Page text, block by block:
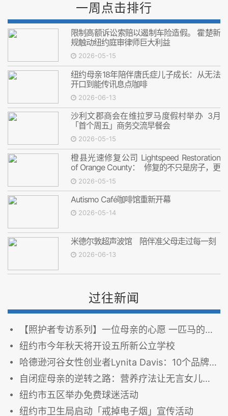
一周点击排行
限制高额诉讼索赔以遏制车险造假。 霍楚新
规触动纽约庭审律师巨大利益
2026-05-15
纽约母亲18年陪伴唐氏症儿子成长：从无法
开口到能传讯息点咖啡
2026-06-13
沙利文郡商会在维拉罗马度假村举办 3月
「首个周五」商务交流早餐会
2026-05-15
橙县光速修复公司 Lightspeed Restoration
of Orange County： 修复的不只是房子，更
是安心
2026-05-15
Autismo Café咖啡馆重新开幕
2026-05-14
米德尔敦超声波馆 陪伴准父母走过每一刻
2026-06-13
过往新闻
【照护者专访系列】一位母亲的心愿 一匹马的疗愈力量
纽约市今年秋天将开设五所新公立学校
哈德逊河谷女性创业者Lynita Davis：10个品牌、75个课程，打造社区创业生态圈
自闭症母亲的逆转之路：营养疗法让无言女儿开口说话
纽约市五区举办免费球迷活动
纽约市卫生局启动「戒掉电子烟」宣传活动